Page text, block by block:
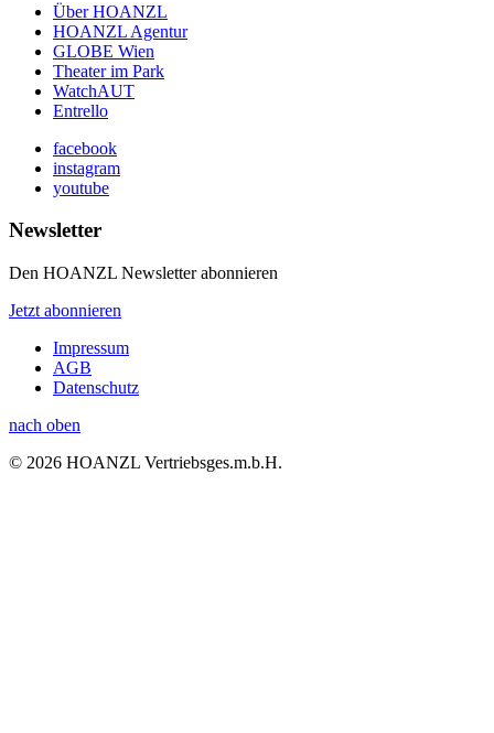
Über HOANZL
HOANZL Agentur
GLOBE Wien
Theater im Park
WatchAUT
Entrello
facebook
instagram
youtube
Newsletter
Den HOANZL Newsletter abonnieren
Jetzt abonnieren
Impressum
AGB
Datenschutz
nach oben
© 2026 HOANZL Vertriebsges.m.b.H.